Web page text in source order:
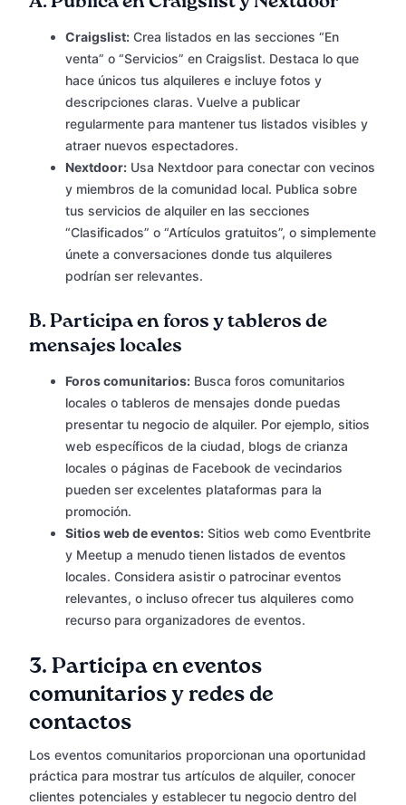
Craigslist: Crea listados en las secciones “En
venta” o “Servicios” en Craigslist. Destaca lo que
hace únicos tus alquileres e incluye fotos y
descripciones claras. Vuelve a publicar
regularmente para mantener tus listados visibles y
atraer nuevos espectadores.
Nextdoor: Usa Nextdoor para conectar con vecinos
y miembros de la comunidad local. Publica sobre
tus servicios de alquiler en las secciones
“Clasificados” o “Artículos gratuitos”, o simplemente
únete a conversaciones donde tus alquileres
podrían ser relevantes.
B.Participa en foros y tableros de
mensajes locales
Foros comunitarios: Busca foros comunitarios
locales o tableros de mensajes donde puedas
presentar tu negocio de alquiler. Por ejemplo, sitios
web específicos de la ciudad, blogs de crianza
locales o páginas de Facebook de vecindarios
pueden ser excelentes plataformas para la
promoción.
Sitios web de eventos: Sitios web como Eventbrite
y Meetup a menudo tienen listados de eventos
locales. Considera asistir o patrocinar eventos
relevantes, o incluso ofrecer tus alquileres como
recurso para organizadores de eventos.
3. Participa en eventos
comunitarios y redes de
contactos
Los eventos comunitarios proporcionan una oportunidad
práctica para mostrar tus artículos de alquiler, conocer
clientes potenciales y establecer tu negocio dentro del